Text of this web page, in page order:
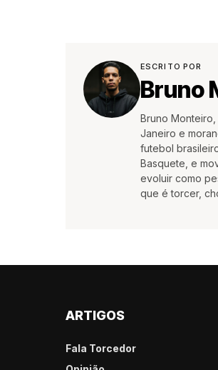
ESCRITO POR
Bruno
Bruno
Janeiro e
futebol
Basquete, e
evoluir como
que é torcer,
ARTIGOS
Fala Torcedor